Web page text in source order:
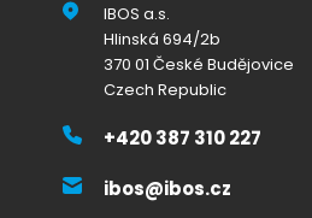
IBOS a.s.
Hlinská 694/2b
370 01 České Budějovice
Czech Republic
+420 387 310 227
ibos@ibos.cz